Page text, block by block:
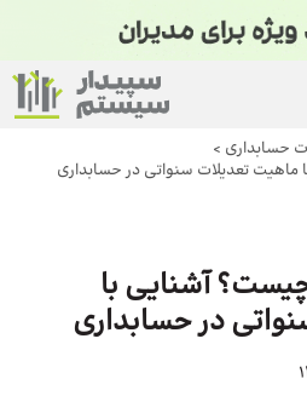
حسابداری >
تعدیلات سنواتی در حسابداری
آشنایی با
در حسابداری